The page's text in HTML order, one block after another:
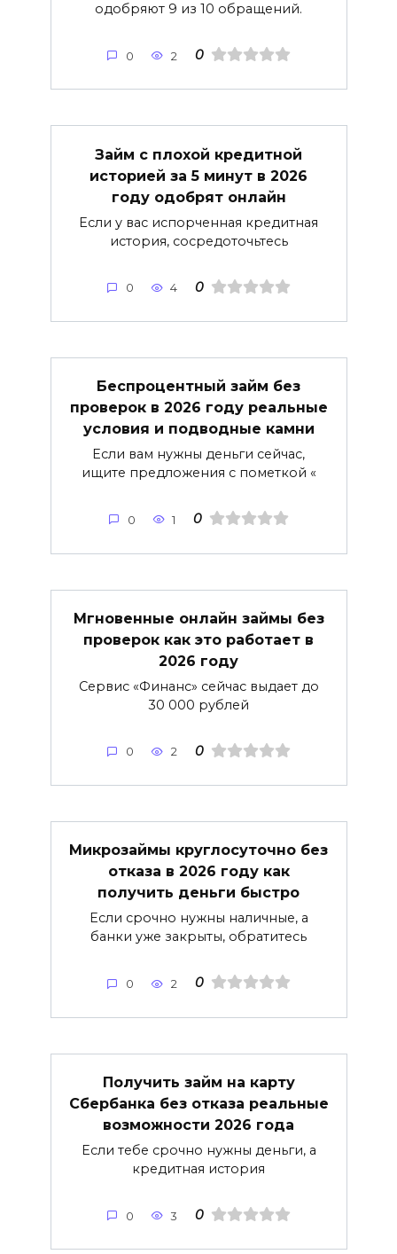
одобряют 9 из 10 обращений.
0 2 0
Займ с плохой кредитной
историей за 5 минут в 2026
году одобрят онлайн
Если у вас испорченная кредитная
история, сосредоточьтесь
0 4 0
Беспроцентный займ без
проверок в 2026 году реальные
условия и подводные камни
Если вам нужны деньги сейчас,
ищите предложения с пометкой «
0 1 0
Мгновенные онлайн займы без
проверок как это работает в
2026 году
Сервис «Финанс» сейчас выдает до
30 000 рублей
0 2 0
Микрозаймы круглосуточно без
отказа в 2026 году как
получить деньги быстро
Если срочно нужны наличные, а
банки уже закрыты, обратитесь
0 2 0
Получить займ на карту
Сбербанка без отказа реальные
возможности 2026 года
Если тебе срочно нужны деньги, а
кредитная история
0 3 0